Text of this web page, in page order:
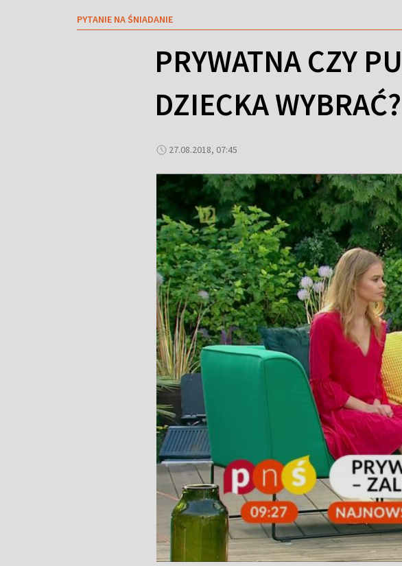
PYTANIE NA ŚNIADANIE
PRYWATNA CZY
DZIECKA WYBRAĆ?
27.08.2018, 07:45